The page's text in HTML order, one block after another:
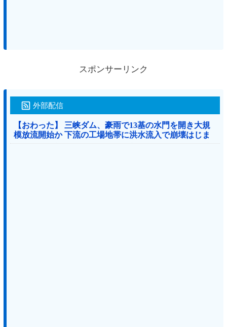
スポンサーリンク
外部配信
【おわった】 三峡ダム、豪雨で13基の水門を開き大規
模放流開始か 下流の工場地帯に洪水流入で崩壊はじま
る